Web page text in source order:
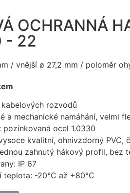
OCHRANNÁ
- 22
/ vnější ø 27,2 mm / poloměr
rozvodů
a mechanické namáhání, velmi
pozinkovaná ocel 1.0330
kvalitní, ohnivzdorný PVC,
zahnutý hákový profil, bez
IP 67
teplota: -20°C až +80°C